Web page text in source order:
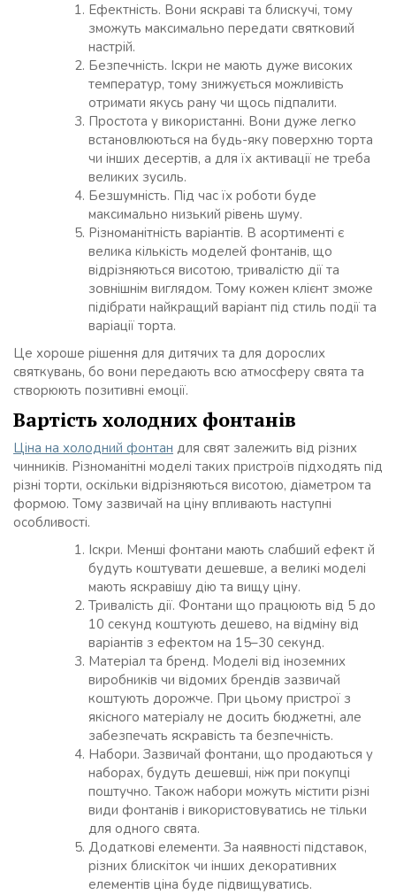
Ефектність. Вони яскраві та блискучі, тому
зможуть максимально передати святковий
настрій.
Безпечність. Іскри не мають дуже високих
температур, тому знижується можливість
отримати якусь рану чи щось підпалити.
Простота у використанні. Вони дуже легко
встановлюються на будь-яку поверхню торта
чи інших десертів, а для їх активації не треба
великих зусиль.
Безшумність. Під час їх роботи буде
максимально низький рівень шуму.
Різноманітність варіантів. В асортименті є
велика кількість моделей фонтанів, що
відрізняються висотою, тривалістю дії та
зовнішнім виглядом. Тому кожен клієнт зможе
підібрати найкращий варіант під стиль події та
варіації торта.
Це хороше рішення для дитячих та для дорослих
святкувань, бо вони передають всю атмосферу свята та
створюють позитивні емоції.
Вартість холодних фонтанів
Ціна на холодний фонтан для свят залежить від різних
чинників. Різноманітні моделі таких пристроїв підходять під
різні торти, оскільки відрізняються висотою, діаметром та
формою. Тому зазвичай на ціну впливають наступні
особливості.
Іскри. Менші фонтани мають слабший ефект й
будуть коштувати дешевше, а великі моделі
мають яскравішу дію та вищу ціну.
Тривалість дії. Фонтани що працюють від 5 до
10 секунд коштують дешево, на відміну від
варіантів з ефектом на 15–30 секунд.
Матеріал та бренд. Моделі від іноземних
виробників чи відомих брендів зазвичай
коштують дорожче. При цьому пристрої з
якісного матеріалу не досить бюджетні, але
забезпечать яскравість та безпечність.
Набори. Зазвичай фонтани, що продаються у
наборах, будуть дешевші, ніж при покупці
поштучно. Також набори можуть містити різні
види фонтанів і використовуватись не тільки
для одного свята.
Додаткові елементи. За наявності підставок,
різних блискіток чи інших декоративних
елементів ціна буде підвищуватись.